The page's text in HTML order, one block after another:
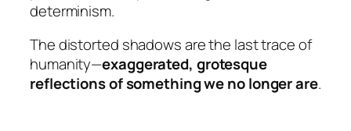
determinism.
The distorted shadows are the last trace of
humanity—exaggerated, grotesque
reflections of something we no longer are.